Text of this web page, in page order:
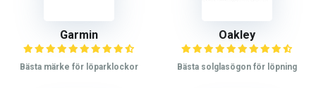
Garmin
Bästa märke för löparklockor
Oakley
Bästa solglasögon för löpning